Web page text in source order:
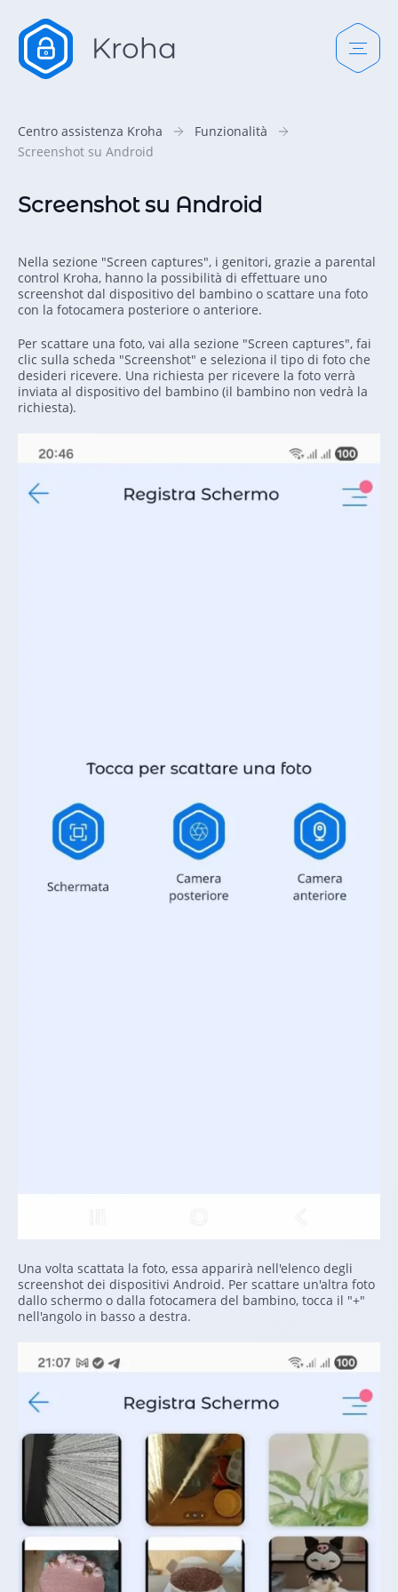
Centro assistenza Kroha
Funzionalità
Screenshot su Android
Screenshot su Android
Nella sezione "Screen captures", i genitori, grazie a parental
control Kroha, hanno la possibilità di effettuare uno
screenshot dal dispositivo del bambino o scattare una foto
con la fotocamera posteriore o anteriore.
Per scattare una foto, vai alla sezione "Screen captures", fai
clic sulla scheda "Screenshot" e seleziona il tipo di foto che
desideri ricevere. Una richiesta per ricevere la foto verrà
inviata al dispositivo del bambino (il bambino non vedrà la
richiesta).
Una volta scattata la foto, essa apparirà nell'elenco degli
screenshot dei dispositivi Android. Per scattare un'altra foto
dallo schermo o dalla fotocamera del bambino, tocca il "+"
nell'angolo in basso a destra.